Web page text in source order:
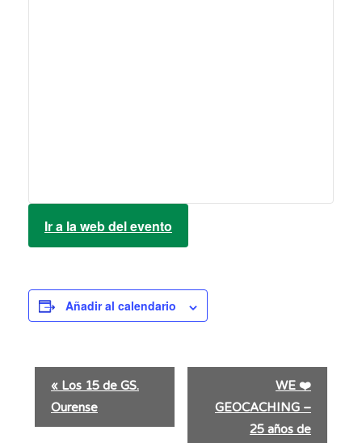
Ir a la web del evento
Añadir al calendario
N
« Los 15 de GS.
Ourense
WE ❤️
GEOCACHING –
25 años de